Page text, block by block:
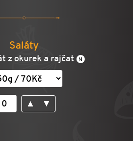
Saláty
z okurek a rajčat
▲ ▼